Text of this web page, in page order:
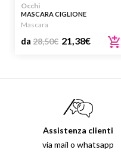
Occhi
MASCARA CIGLIONE
Mascara
da 28,50€ 21,38€
Assistenza clienti
via mail o whatsapp